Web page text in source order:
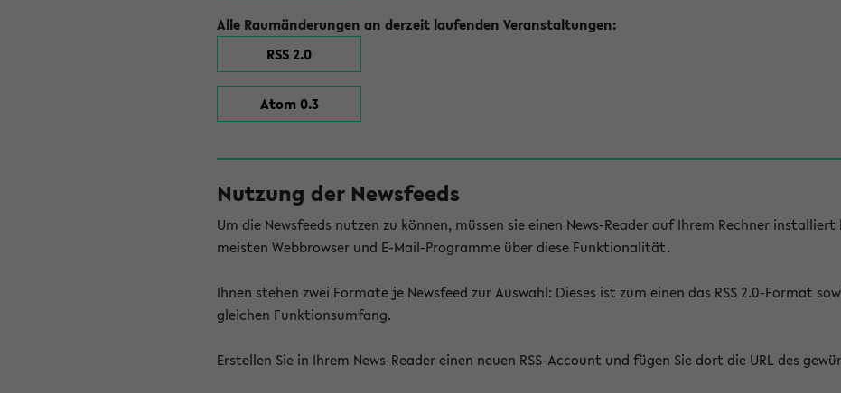
Alle Raumänderungen an derzeit laufenden Veranstaltungen:
RSS 2.0
Atom 0.3
Nutzung der Newsfeeds
Um die Newsfeeds nutzen zu können, müssen sie einen News-Reader auf Ihrem Rechner
meisten Webbrowser und E-Mail-Programme über diese Funktionalität.
Ihnen stehen zwei Formate je Newsfeed zur Auswahl: Dieses ist zum einen das RSS 2.0-Format
gleichen Funktionsumfang.
Erstellen Sie in Ihrem News-Reader einen neuen RSS-Account und fügen Sie dort die URL des